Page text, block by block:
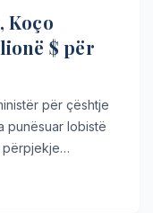
Koço
$ për
për çështje
punësuar lobistë
përpjekje…